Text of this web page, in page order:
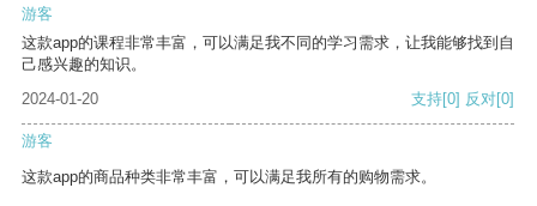
游客
这款app的课程非常丰富，可以满足我不同的学习需求，让我能够找到自
己感兴趣的知识。
2024-01-20
支持[0] 反对[0]
游客
这款app的商品种类非常丰富，可以满足我所有的购物需求。